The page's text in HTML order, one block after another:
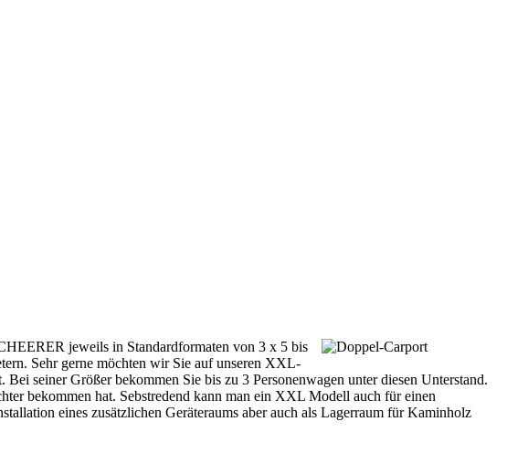
jeweils in Standardformaten von 3 x 5 bis
Sehr gerne möchten wir Sie auf unseren XXL-
seiner Größer bekommen Sie bis zu 3 Personenwagen unter diesen Unterstand.
bekommen hat. Sebstredend kann man ein XXL Modell auch für einen
eines zusätzlichen Geräteraums aber auch als Lagerraum für Kaminholz